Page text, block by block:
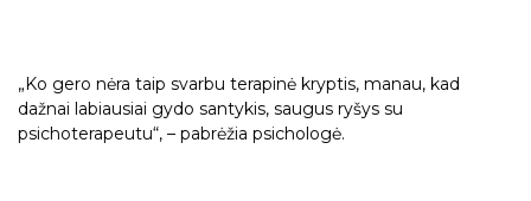
„Ko gero nėra taip svarbu terapinė kryptis, manau, kad
dažnai labiausiai gydo santykis, saugus ryšys su
psichoterapeutu“, – pabrėžia psichologė.